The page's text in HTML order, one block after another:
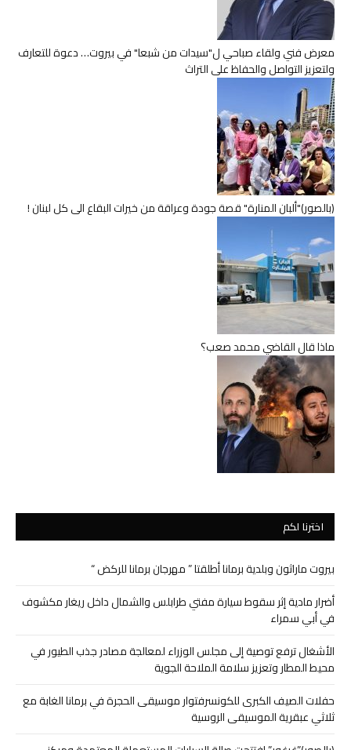
معرض فني ولقاء صباحي ل"سيدات من شبعا" في بيروت… دعوة للتعارف
ولتعزيز التواصل والحفاظ على التراث
(بالصور)"ألبان المنارة" قصة جودة وعراقة من خيرات البقاع الى كل لبنان !
ماذا قال القاضي محمد صعب؟
اخترنا لكم
بيروت ماراثون وبلدية برمانا أطلقتا ” مهرجان برمانا للركض “
أضرار مادية إثر سقوط سيارة مفتي طرابلس والشمال داخل ريغار مكشوف
في أبي سمراء
الأشغال ترفع توصية إلى مجلس الوزراء لمعالجة مصادر جذب الطيور في
محيط المطار وتعزيز سلامة الملاحة الجوية
حفلات الصيف الكبرى للكونسرفتوار موسيقى الحجرة في برمانا الغابة مع
ثلاثي عبقرية الموسيقى الروسية